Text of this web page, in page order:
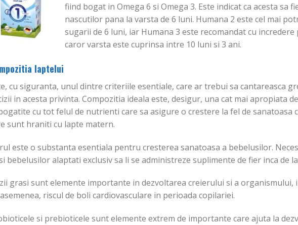
fiind bogat in Omega 6 si Omega 3. Este indicat ca acesta sa
nascutilor pana la varsta de 6 luni. Humana 2 este cel mai
sugarii de 6 luni, iar Humana 3 este recomandat cu
caror varsta este cuprinsa intre 10 luni si 3 ani.
laptelui
cu siguranta, unul dintre criteriile esentiale, care ar trebui sa cantareasca
in acesta privinta. Compozitia ideala este, desigur, una cat mai apropiata
cu tot felul de nutrienti care sa asigure o crestere la fel de sanatoasa
sunt hraniti cu lapte matern.
este o substanta esentiala pentru cresterea sanatoasa a bebelusilor.
bebelusilor alaptati exclusiv sa li se administreze suplimente de fier inca de
grasi sunt elemente importante in dezvoltarea creierului si a organismului,
riscul de boli cardiovasculare in perioada copilariei.
si prebioticele sunt elemente extrem de importante care ajuta la